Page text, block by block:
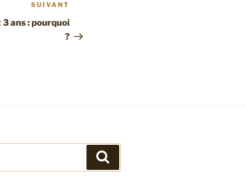
suivant
SUIVANT
3 ans : pourquoi
?